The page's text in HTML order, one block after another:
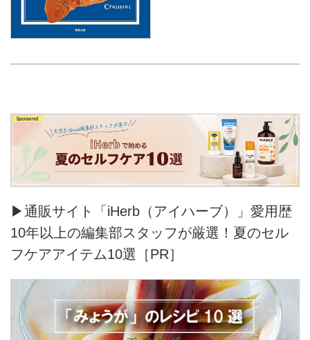
▶通販サイト「iHerb（アイハーブ）」愛用歴
10年以上の編集部スタッフが厳選！夏のセル
フケアアイテム10選［PR］